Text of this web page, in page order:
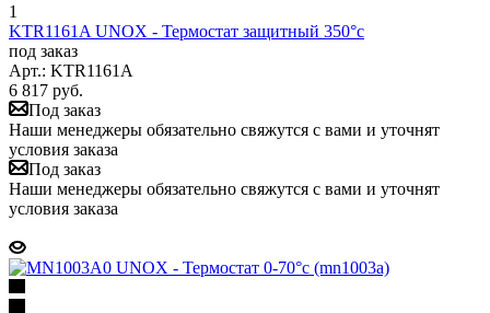
1
KTR1161A UNOX - Термостат защитный 350°c
под заказ
Арт.: KTR1161A
6 817 руб.
Под заказ
Наши менеджеры обязательно свяжутся с вами и уточнят
условия заказа
Под заказ
Наши менеджеры обязательно свяжутся с вами и уточнят
условия заказа